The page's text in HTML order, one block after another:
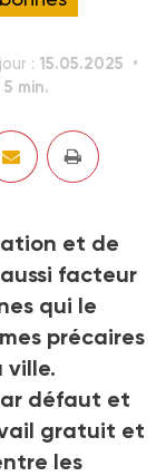
: 15.05.2025
5 min.
et de
facteur
qui le
précaires
ville.
défaut et
gratuit et
les